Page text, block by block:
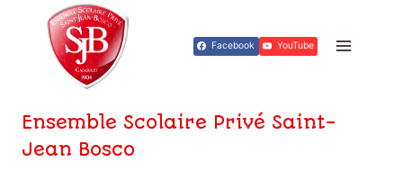
contenu
Facebook YouTube
Ensemble Scolaire Privé Saint-
Jean Bosco